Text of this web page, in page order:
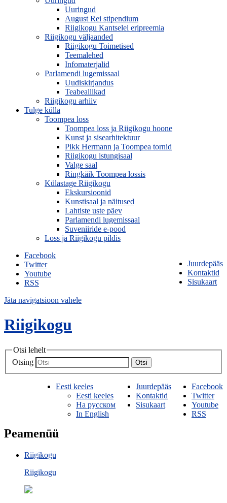
Uuringud
August Rei stipendium
Riigikogu Kantselei eripreemia
Riigikogu väljaanded
Riigikogu Toimetised
Teemalehed
Infomaterjalid
Parlamendi lugemissaal
Uudiskirjandus
Teabeallikad
Riigikogu arhiiv
Tulge külla
Toompea loss
Toompea loss ja Riigikogu hoone
Kunst ja sisearhitektuur
Pikk Hermann ja Toompea tornid
Riigikogu istungisaal
Valge saal
Ringkäik Toompea lossis
Külastage Riigikogu
Ekskursioonid
Kunstisaal ja näitused
Lahtiste uste päev
Parlamendi lugemissaal
Suveniiride e-pood
Loss ja Riigikogu pildis
Juurdepääs
Kontaktid
Sisukaart
Facebook
Twitter
Youtube
RSS
Jäta navigatsioon vahele
Riigikogu
Otsi lehelt
Otsing
Otsi
Facebook
Twitter
Youtube
RSS
Juurdepääs
Kontaktid
Sisukaart
Eesti keeles
Eesti keeles
На русском
In English
Peamenüü
Riigikogu
Riigikogu